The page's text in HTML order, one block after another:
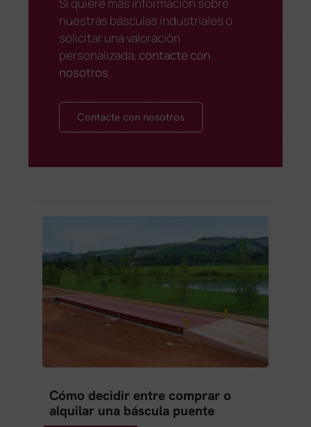
nuestras básculas industriales o
solicitar una valoración
personalizada, contacte con
nosotros.
Contacte con nosotros
Cómo decidir entre comprar o
alquilar una báscula puente